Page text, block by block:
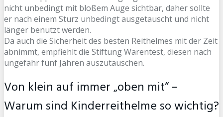
nicht unbedingt mit bloßem Auge sichtbar, daher sollte
er nach einem Sturz unbedingt ausgetauscht und nicht
länger benutzt werden.
Da auch die Sicherheit des besten Reithelmes mit der Zeit
abnimmt, empfiehlt die Stiftung Warentest, diesen nach
ungefähr fünf Jahren auszutauschen.
Von klein auf immer „oben mit“ –
Warum sind Kinderreithelme so wichtig?